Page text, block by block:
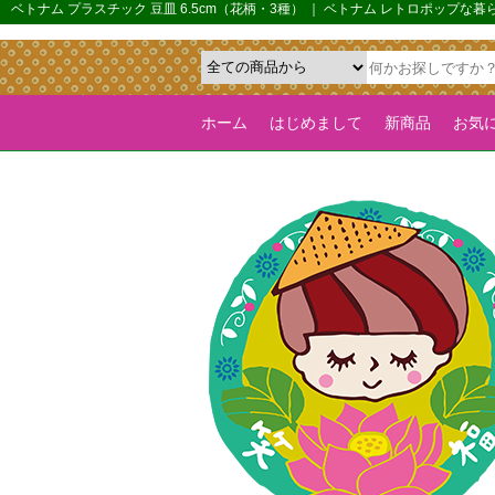
{*カルーセル機能を全ページで有効化するためのフラグ*}>
ベトナム プラスチック 豆皿 6.5cm（花柄・3種） ｜ ベトナム レトロポップな
ホーム はじめまして 新商品 お気